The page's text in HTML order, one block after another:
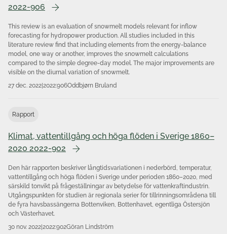
2022-906
This review is an evaluation of snowmelt models relevant for inflow
forecasting for hydropower production. All studies included in this
literature review find that including elements from the energy-balance
model, one way or another, improves the snowmelt calculations
compared to the simple degree-day model. The major improvements are
visible on the diurnal variation of snowmelt.
27 dec. 2022|2022:906Oddbjørn Bruland
Rapport
Klimat, vattentillgång och höga flöden i Sverige 1860–
2020 2022-902
Den här rapporten beskriver långtidsvariationen i nederbörd, temperatur,
vattentillgång och höga flöden i Sverige under perioden 1860–2020, med
särskild tonvikt på frågeställningar av betydelse för vattenkraftindustrin.
Utgångspunkten för studien är regionala serier för tillrinningsområdena till
de fyra havsbassängerna Bottenviken, Bottenhavet, egentliga Östersjön
och Västerhavet.
30 nov. 2022|2022:902Göran Lindström